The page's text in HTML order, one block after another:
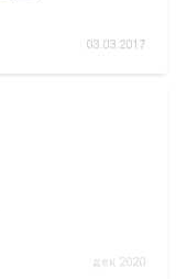
03.03.2017
дек 2020